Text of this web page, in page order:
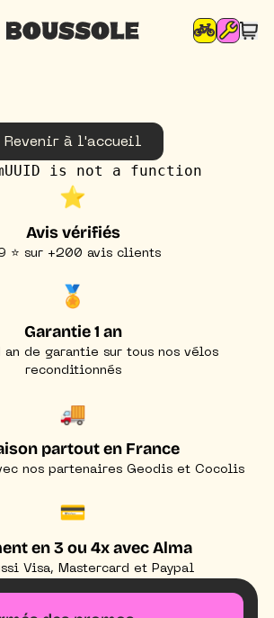
Revenir à l'accueil
is not a function
⭐️
Avis vérifiés
⭐ sur +200 avis clients
🏅
Garantie 1 an
an de garantie sur tous nos vélos
reconditionnés
🚚
partout en France
nos partenaires Geodis et Cocolis
💳
en 3 ou 4x avec Alma
Visa, Mastercard et Paypal